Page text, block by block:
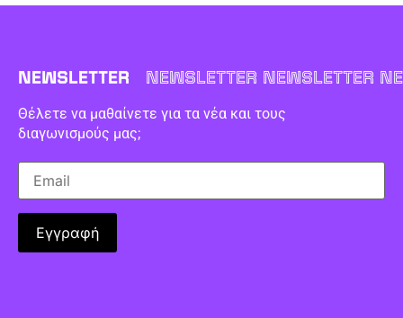
NEWSLETTER NEWSLETTER NEWSLETTER
Θέλετε να μαθαίνετε για τα νέα και τους
διαγωνισμούς μας;